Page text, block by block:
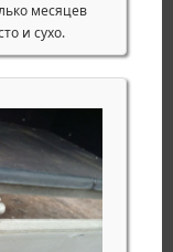
месяцев
и сухо.